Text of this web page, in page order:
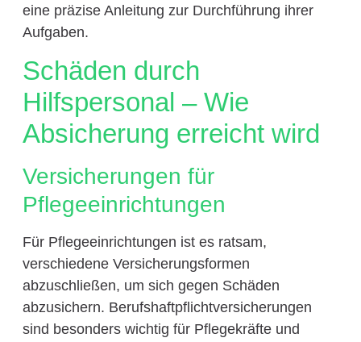
eine präzise Anleitung zur Durchführung ihrer
Aufgaben.
Schäden durch
Hilfspersonal – Wie
Absicherung erreicht wird
Versicherungen für
Pflegeeinrichtungen
Für Pflegeeinrichtungen ist es ratsam,
verschiedene Versicherungsformen
abzuschließen, um sich gegen Schäden
abzusichern. Berufshaftpflichtversicherungen
sind besonders wichtig für Pflegekräfte und